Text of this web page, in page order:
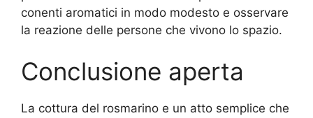
conenti aromatici in modo modesto e osservare
la reazione delle persone che vivono lo spazio.
Conclusione aperta
La cottura del rosmarino e un atto semplice che